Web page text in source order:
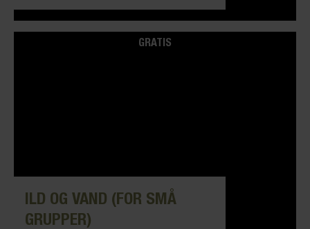
GRATIS
ILD OG VAND (FOR SMÅ
GRUPPER)